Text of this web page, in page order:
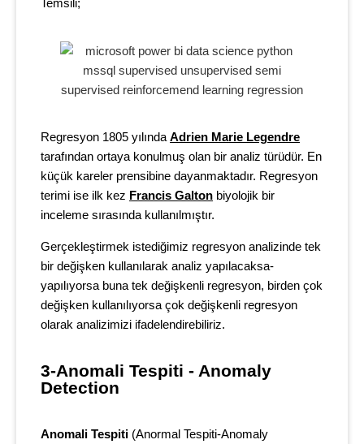
Temsili;
Regresyon 1805 yılındaAdrien Marie Legendre
tarafından ortaya konulmuş olan bir analiz türüdür. En
küçük kareler prensibine dayanmaktadır. Regresyon
terimi ise ilk kez Francis Galton biyolojik bir
inceleme sırasında kullanılmıştır.
Gerçekleştirmek istediğimiz regresyon analizinde tek
bir değişken kullanılarak analiz yapılacaksa-
yapılıyorsa buna tek değişkenli regresyon, birden çok
değişken kullanılıyorsa çok değişkenli regresyon
olarak analizimizi ifadelendirebiliriz.
3-Anomali Tespiti - Anomaly
Detection
Anomali Tespiti (Anormal Tespiti-Anomaly